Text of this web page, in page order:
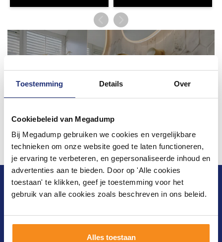
Toestemming Details Over
Cookiebeleid van Megadump
Bij Megadump gebruiken we cookies en vergelijkbare
technieken om onze website goed te laten functioneren,
je ervaring te verbeteren, en gepersonaliseerde inhoud en
advertenties aan te bieden. Door op 'Alle cookies
toestaan' te klikken, geef je toestemming voor het
gebruik van alle cookies zoals beschreven in ons beleid.
Alles toestaan
Blijf op de hoogte van het laatste nieuws en
ontwikkelingen